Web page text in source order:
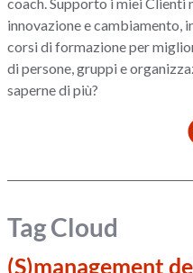
innovazione e cambiamento,
corsi di formazione per
di persone, gruppi e
saperne di più?
Tag Cloud
(S)management